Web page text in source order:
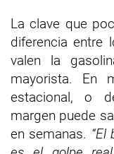
La clave que
diferencia entre
valen la
mayorista. En
estacional, o
margen puede
en semanas. “El